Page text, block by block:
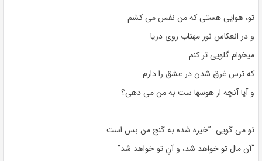
تو، هوایی هستی که من نفس می کشم
و در انعکاس نور مهتاب روی دریا
میخوام گلویی تر کنم
که ترس غرق شدن در عشق را دارم
و آیا آنچه از هوسها ست به من می دهی؟
تو می گویی :”خیره شده به گنج من بس است
“آن مال تو خواهد شد، و آنِ تو خواهد شد”